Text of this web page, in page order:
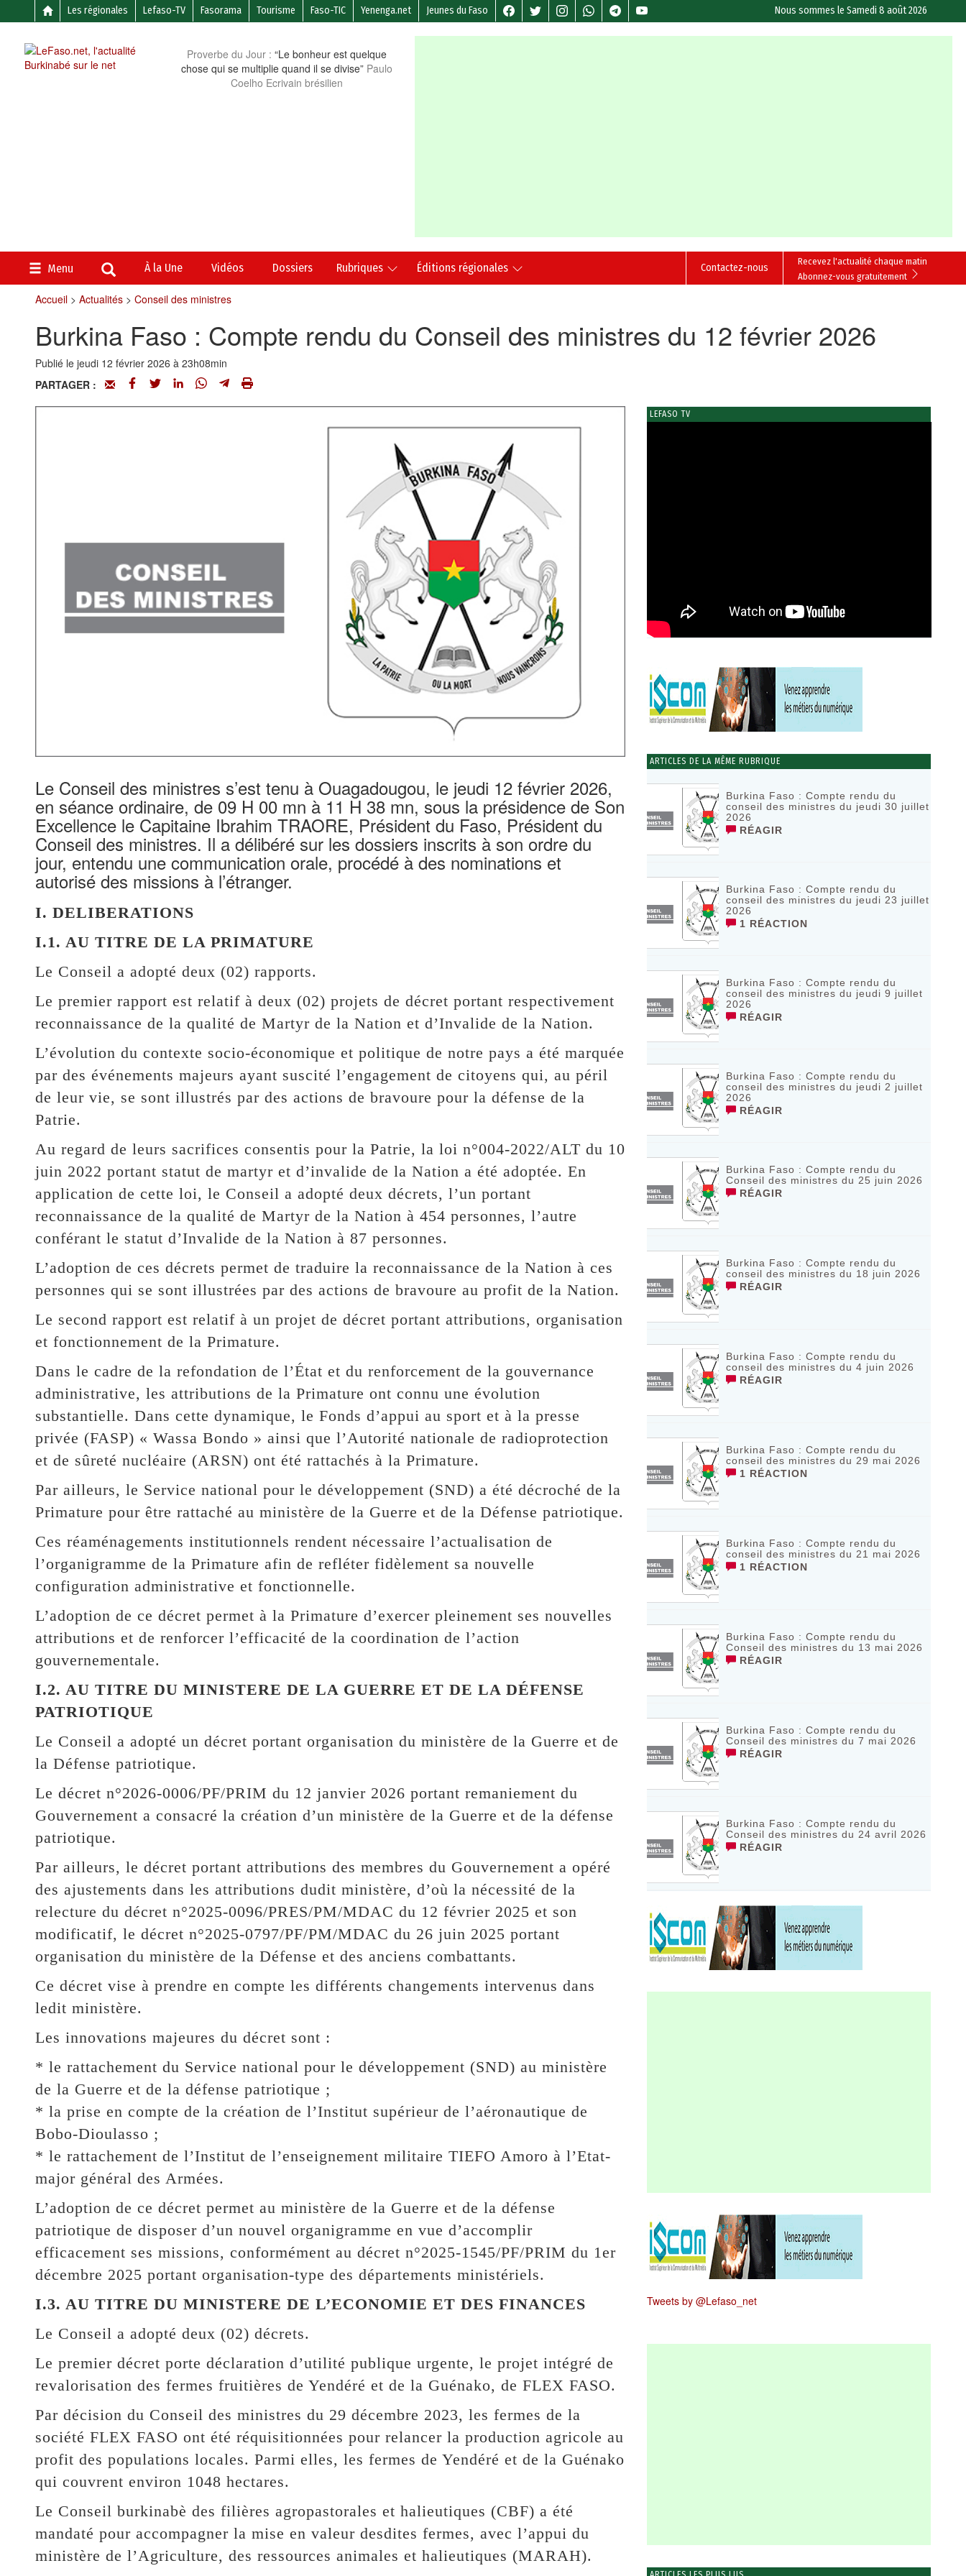
Les régionales Lefaso-TV Fasorama Tourisme Faso-TIC Yenenga.net Jeunes du Faso Nous sommes leSamedi 8 août 2026
Proverbe du Jour : “Le bonheur est quelque
chose qui se multiplie quand il se divise” Paulo
Coelho Ecrivain brésilien
Menu À la Une Vidéos Dossiers Rubriques Éditions régionales
Recevez l'actualité chaque matin
Abonnez-vous gratuitement
Contactez-nous
Accueil> Actualités> Conseil des ministres
Burkina Faso : Compte rendu du Conseil des ministres du 12 février 2026
Publié le jeudi 12 février 2026 à 23h08min
PARTAGER :
Le Conseil des ministres s’est tenu à Ouagadougou, le jeudi 12 février 2026,
en séance ordinaire, de 09 H 00 mn à 11 H 38 mn, sous la présidence de Son
Excellence le Capitaine Ibrahim TRAORE, Président du Faso, Président du
Conseil des ministres. Il a délibéré sur les dossiers inscrits à son ordre du
jour, entendu une communication orale, procédé à des nominations et
autorisé des missions à l’étranger.
I. DELIBERATIONS
I.1. AU TITRE DE LA PRIMATURE
Le Conseil a adopté deux (02) rapports.
Le premier rapport est relatif à deux (02) projets de décret portant respectivement
reconnaissance de la qualité de Martyr de la Nation et d’Invalide de la Nation.
L’évolution du contexte socio-économique et politique de notre pays a été marquée
par des événements majeurs ayant suscité l’engagement de citoyens qui, au péril
de leur vie, se sont illustrés par des actions de bravoure pour la défense de la
Patrie.
Au regard de leurs sacrifices consentis pour la Patrie, la loi n°004-2022/ALT du 10
juin 2022 portant statut de martyr et d’invalide de la Nation a été adoptée. En
application de cette loi, le Conseil a adopté deux décrets, l’un portant
reconnaissance de la qualité de Martyr de la Nation à 454 personnes, l’autre
conférant le statut d’Invalide de la Nation à 87 personnes.
L’adoption de ces décrets permet de traduire la reconnaissance de la Nation à ces
personnes qui se sont illustrées par des actions de bravoure au profit de la Nation.
Le second rapport est relatif à un projet de décret portant attributions, organisation
et fonctionnement de la Primature.
Dans le cadre de la refondation de l’État et du renforcement de la gouvernance
administrative, les attributions de la Primature ont connu une évolution
substantielle. Dans cette dynamique, le Fonds d’appui au sport et à la presse
privée (FASP) « Wassa Bondo » ainsi que l’Autorité nationale de radioprotection
et de sûreté nucléaire (ARSN) ont été rattachés à la Primature.
Par ailleurs, le Service national pour le développement (SND) a été décroché de la
Primature pour être rattaché au ministère de la Guerre et de la Défense patriotique.
Ces réaménagements institutionnels rendent nécessaire l’actualisation de
l’organigramme de la Primature afin de refléter fidèlement sa nouvelle
configuration administrative et fonctionnelle.
L’adoption de ce décret permet à la Primature d’exercer pleinement ses nouvelles
attributions et de renforcer l’efficacité de la coordination de l’action
gouvernementale.
I.2. AU TITRE DU MINISTERE DE LA GUERRE ET DE LA DÉFENSE
PATRIOTIQUE
Le Conseil a adopté un décret portant organisation du ministère de la Guerre et de
la Défense patriotique.
Le décret n°2026-0006/PF/PRIM du 12 janvier 2026 portant remaniement du
Gouvernement a consacré la création d’un ministère de la Guerre et de la défense
patriotique.
Par ailleurs, le décret portant attributions des membres du Gouvernement a opéré
des ajustements dans les attributions dudit ministère, d’où la nécessité de la
relecture du décret n°2025-0096/PRES/PM/MDAC du 12 février 2025 et son
modificatif, le décret n°2025-0797/PF/PM/MDAC du 26 juin 2025 portant
organisation du ministère de la Défense et des anciens combattants.
Ce décret vise à prendre en compte les différents changements intervenus dans
ledit ministère.
Les innovations majeures du décret sont :
* le rattachement du Service national pour le développement (SND) au ministère
de la Guerre et de la défense patriotique ;
* la prise en compte de la création de l’Institut supérieur de l’aéronautique de
Bobo-Dioulasso ;
* le rattachement de l’Institut de l’enseignement militaire TIEFO Amoro à l’Etat-
major général des Armées.
L’adoption de ce décret permet au ministère de la Guerre et de la défense
patriotique de disposer d’un nouvel organigramme en vue d’accomplir
efficacement ses missions, conformément au décret n°2025-1545/PF/PRIM du 1er
décembre 2025 portant organisation-type des départements ministériels.
I.3. AU TITRE DU MINISTERE DE L’ECONOMIE ET DES FINANCES
Le Conseil a adopté deux (02) décrets.
Le premier décret porte déclaration d’utilité publique urgente, le projet intégré de
revalorisation des fermes fruitières de Yendéré et de la Guénako, de FLEX FASO.
Par décision du Conseil des ministres du 29 décembre 2023, les fermes de la
société FLEX FASO ont été réquisitionnées pour relancer la production agricole au
profit des populations locales. Parmi elles, les fermes de Yendéré et de la Guénako
qui couvrent environ 1048 hectares.
Le Conseil burkinabè des filières agropastorales et halieutiques (CBF) a été
mandaté pour accompagner la mise en valeur desdites fermes, avec l’appui du
ministère de l’Agriculture, des ressources animales et halieutiques (MARAH).
LEFASO TV
ARTICLES DE LA MÊME RUBRIQUE
Burkina Faso : Compte rendu du
conseil des ministres du jeudi 30 juillet
2026
RÉAGIR
Burkina Faso : Compte rendu du
conseil des ministres du jeudi 23 juillet
2026
1 RÉACTION
Burkina Faso : Compte rendu du
conseil des ministres du jeudi 9 juillet
2026
RÉAGIR
Burkina Faso : Compte rendu du
conseil des ministres du jeudi 2 juillet
2026
RÉAGIR
Burkina Faso : Compte rendu du
Conseil des ministres du 25 juin 2026
RÉAGIR
Burkina Faso : Compte rendu du
conseil des ministres du 18 juin 2026
RÉAGIR
Burkina Faso : Compte rendu du
conseil des ministres du 4 juin 2026
RÉAGIR
Burkina Faso : Compte rendu du
conseil des ministres du 29 mai 2026
1 RÉACTION
Burkina Faso : Compte rendu du
conseil des ministres du 21 mai 2026
1 RÉACTION
Burkina Faso : Compte rendu du
Conseil des ministres du 13 mai 2026
RÉAGIR
Burkina Faso : Compte rendu du
Conseil des ministres du 7 mai 2026
RÉAGIR
Burkina Faso : Compte rendu du
Conseil des ministres du 24 avril 2026
RÉAGIR
Tweets by @Lefaso_net